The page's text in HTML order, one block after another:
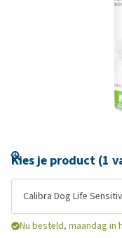
Kies je product (1
Calibra Dog Life
Nu besteld, maandag in